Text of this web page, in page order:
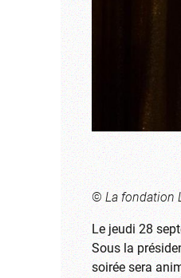
©La fondation
Le jeudi 28
Sous la
soirée sera